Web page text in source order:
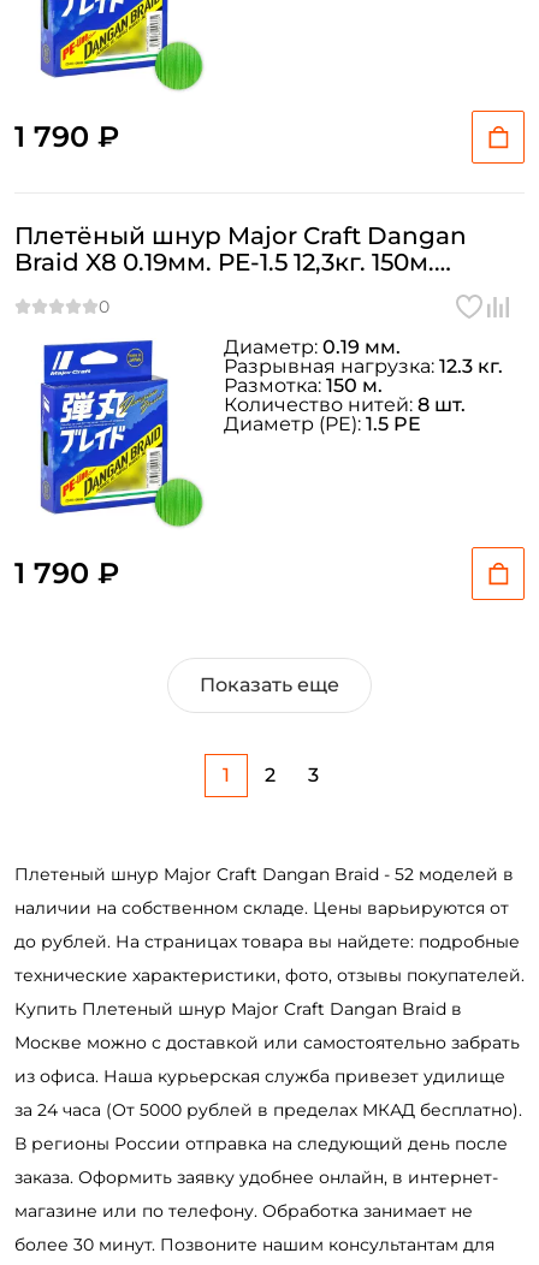
1 790 ₽
Плетёный шнур Major Craft Dangan
Braid X8 0.19мм. PE-1.5 12,3кг. 150м.
1 790 ₽
Диаметр: 0.19 мм.
Разрывная нагрузка: 12.3 кг.
Размотка: 150 м.
Количество нитей: 8 шт.
Диаметр (PE): 1.5 PE
Показать еще
1 2 3
Плетеный шнур Major Craft Dangan Braid - 52 моделей в
наличии на собственном складе. Цены варьируются от
до рублей. На страницах товара вы найдете: подробные
технические характеристики, фото, отзывы покупателей.
Купить Плетеный шнур Major Craft Dangan Braid в
Москве можно с доставкой или самостоятельно забрать
из офиса. Наша курьерская служба привезет удилище
за 24 часа (От 5000 рублей в пределах МКАД бесплатно).
В регионы России отправка на следующий день после
заказа. Оформить заявку удобнее онлайн, в интернет-
магазине или по телефону. Обработка занимает не
более 30 минут. Позвоните нашим консультантам для